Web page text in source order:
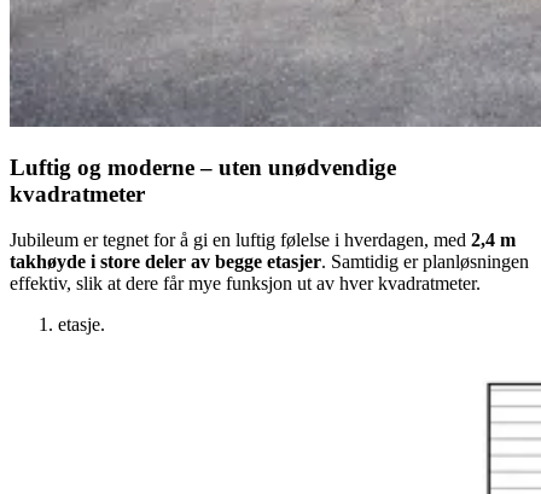
Luftig og moderne – uten unødvendige
kvadratmeter
Jubileum er tegnet for å gi en luftig følelse i hverdagen, med 2,4 m
takhøyde i store deler av begge etasjer. Samtidig er planløsningen
effektiv, slik at dere får mye funksjon ut av hver kvadratmeter.
etasje.